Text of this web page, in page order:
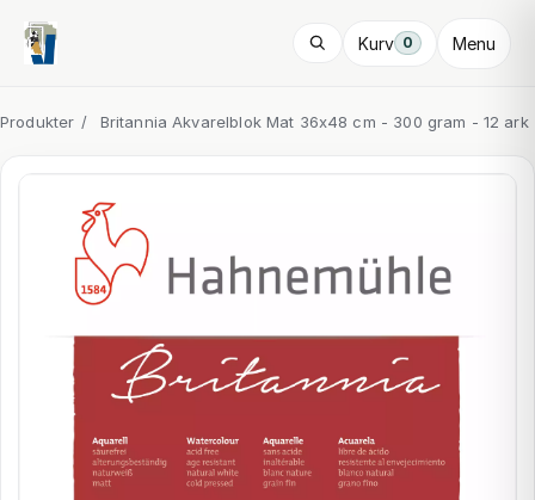
Kurv 0 Menu
Produkter / Britannia Akvarelblok Mat 36x48 cm - 300 gram - 12 ark